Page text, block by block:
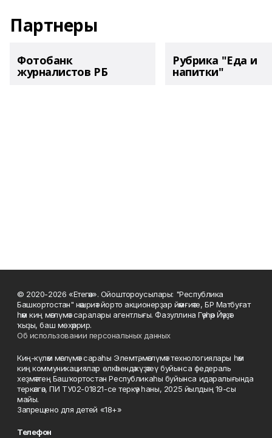
Партнеры
Фотобанк
журналистов РБ
Рубрика "Еда и
напитки"
© 2020-2026 «Етегән». Ойоштороусылары: "Республика
Башкортостан" нәшриәт йорто акционерҙар йәмғиәте, БР Матбуғат
һәм киң мәғлүмәт саралары агентлығы. Фазуллина Гәүһәр Йәүҙәт
ҡыҙы, баш мөхәррир.
Об использовании персональных данных
Киң-күләм мәғлүмәт сараһы Элемтә, мәғлүмәт технологиялары һәм
киң коммуникациялар өлкәһендә күҙәтеү буйынса федераль
хеҙмәттең Башҡортостан Республикаһы буйынса идаралығында
теркәлгән, ПИ ТУ02-01821-се теркәү һаны, 2025 йылдың 19-сы
майы.
Запрещено для детей «18+»
Телефон